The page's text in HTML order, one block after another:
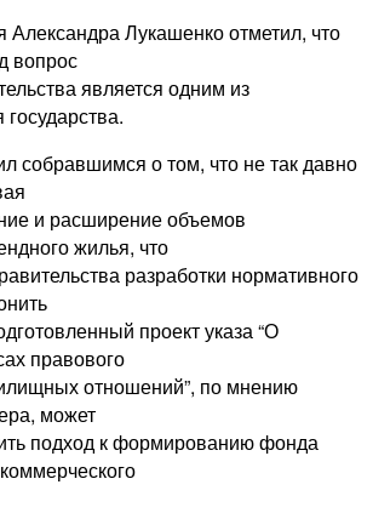
Лукашенко отметил, что
вопрос
является одним из
собравшимся о том, что не так давно
и расширение объемов
жилья, что
разработки нормативного
проект указа “О
правового
отношений”, по мнению
может
подход к формированию фонда